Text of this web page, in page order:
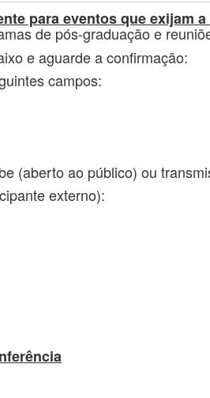
para eventos que exijam
de pós-graduação e
e aguarde a confirmação:
campos:
(aberto ao público) ou
externo):